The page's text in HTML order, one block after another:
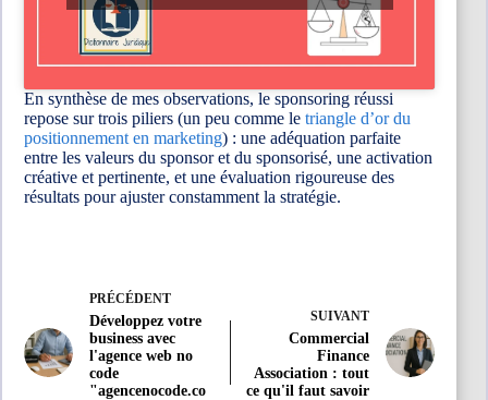
En synthèse de mes observations, le sponsoring réussi
repose sur trois piliers (un peu comme le triangle d’or du
positionnement en marketing) : une adéquation parfaite
entre les valeurs du sponsor et du sponsorisé, une activation
créative et pertinente, et une évaluation rigoureuse des
résultats pour ajuster constamment la stratégie.
PRÉCÉDENT
Développez votre
business avec
l'agence web no
code
"agencenocode.co
SUIVANT
Commercial
Finance
Association : tout
ce qu'il faut savoir